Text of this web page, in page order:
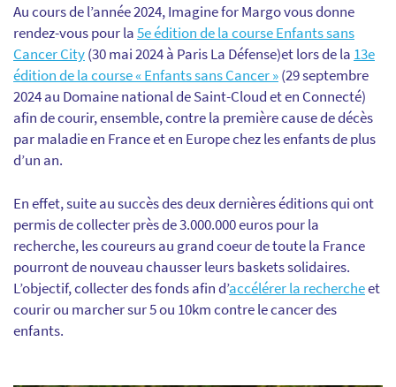
Au cours de l’année 2024, Imagine for Margo vous donne
rendez-vous pour la5e édition de la course Enfants sans
Cancer City(30 mai 2024 à Paris La Défense)et lors de la 13e
édition de la course « Enfants sans Cancer »(29 septembre
2024 au Domaine national de Saint-Cloud et en Connecté)
afin de courir, ensemble, contre la première cause de décès
par maladie en France et en Europe chez les enfants de plus
d’un an.
En effet, suite au succès des deux dernières éditions qui ont
permis de collecter près de 3.000.000 euros pour la
recherche, les coureurs au grand coeur de toute la France
pourront de nouveau chausser leurs baskets solidaires.
L’objectif, collecter des fonds afin d’accélérer la rechercheet
courir ou marcher sur 5 ou 10km contre le cancer des
enfants.